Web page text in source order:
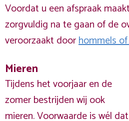
Voordat u een afspraak
zorgvuldig na te gaan of de
veroorzaakt doorhommels
Mieren
Tijdens het voorjaar en de
zomer bestrijden wij ook
mieren. Voorwaarde is wél dat